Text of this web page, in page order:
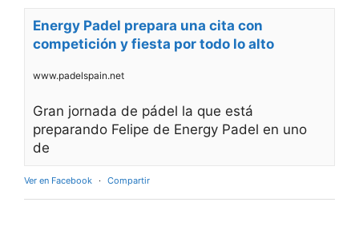
Energy Padel prepara una cita con
competición y fiesta por todo lo alto
www.padelspain.net
Gran jornada de pádel la que está
preparando Felipe de Energy Padel en uno
de
Ver en Facebook · Compartir